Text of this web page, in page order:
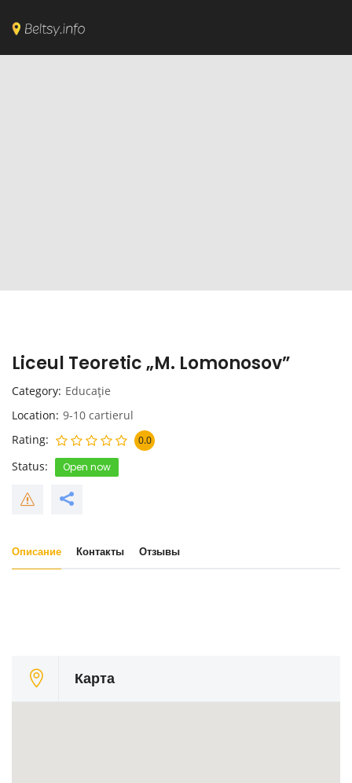
Liceul Teoretic „M. Lomonosov”
Category Educaţie
Location 9-10 cartierul
Rating
0.0
Status Open now
Описание Контакты Отзывы
Карта